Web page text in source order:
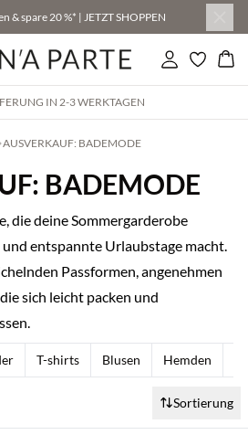
& spare 20 %* | JETZT SHOPPEN
Einloggen
IN 2-3 WERKTAGEN
AUSVERKAUF: BADEMODE
BADEMODE
die deine Sommergarderobe
entspannte Urlaubstage macht.
Passformen, angenehmen
sich leicht packen und
T-shirts Blusen Hemden
Sortierung